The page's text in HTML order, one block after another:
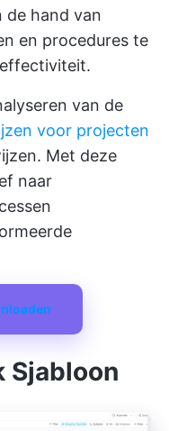
de hand van
en procedures te
van de
voor projecten
Met deze
naar
Sjabloon